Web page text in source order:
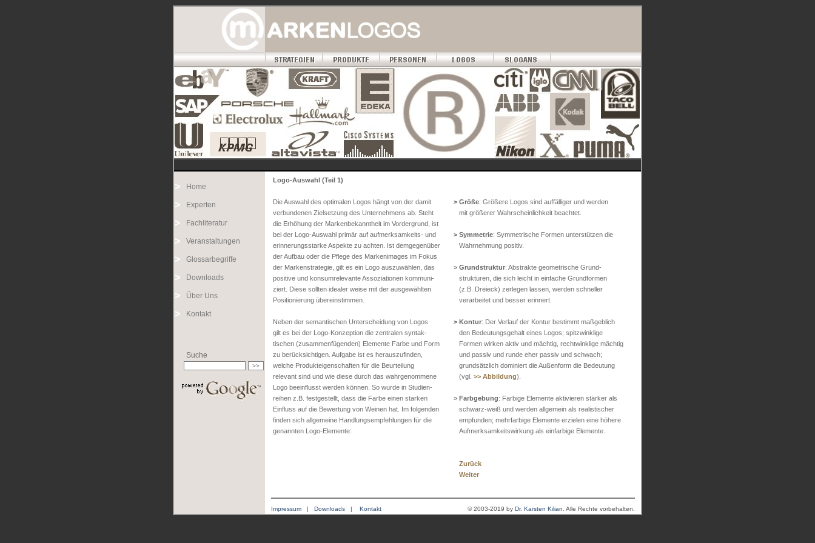
Home
Experten
Fachliteratur
Veranstaltungen
Glossarbegriffe
Downloads
Über Uns
Kontakt
Suche
Logo-Auswahl (Teil 1)
Die Auswahl des optimalen Logos hängt von der damit
verbundenen Zielsetzung des Unternehmens ab. Steht
die Erhöhung der Markenbekanntheit im Vordergrund, ist
bei der Logo-Auswahl primär auf aufmerksamkeits- und
erinnerungsstarke Aspekte zu achten. Ist demgegenüber
der Aufbau oder die Pflege des Markenimages im Fokus
der Markenstrategie, gilt es ein Logo auszuwählen, das
positive und konsumrelevante Assoziationen kommuni-
ziert. Diese sollten idealer weise mit der ausgewählten
Positionierung übereinstimmen.
Neben der semantischen Unterscheidung von Logos
gilt es bei der Logo-Konzeption die zentralen syntak-
tischen (zusammenfügenden) Elemente Farbe und Form
zu berücksichtigen. Aufgabe ist es herauszufinden,
welche Produkteigenschaften für die Beurteilung
relevant sind und wie diese durch das wahrgenommene
Logo beeinflusst werden können. So wurde in Studien-
reihen z.B. festgestellt, dass die Farbe einen starken
Einfluss auf die Bewertung von Weinen hat. Im folgenden
finden sich allgemeine Handlungsempfehlungen für die
genannten Logo-Elemente:
> Größe: Größere Logos sind auffälliger und werden
mit größerer Wahrscheinlichkeit beachtet.
> Symmetrie: Symmetrische Formen unterstützen die
Wahrnehmung positiv.
> Grundstruktur: Abstrakte geometrische Grund-
strukturen, die sich leicht in einfache Grundformen
(z.B. Dreieck) zerlegen lassen, werden schneller
verarbeitet und besser erinnert.
> Kontur: Der Verlauf der Kontur bestimmt maßgeblich
den Bedeutungsgehalt eines Logos; spitzwinklige
Formen wirken aktiv und mächtig, rechtwinklige mächtig
und passiv und runde eher passiv und schwach;
grundsätzlich dominiert die Außenform die Bedeutung
(vgl. >> Abbildung).
> Farbgebung: Farbige Elemente aktivieren stärker als
schwarz-weiß und werden allgemein als realistischer
empfunden; mehrfarbige Elemente erzielen eine höhere
Aufmerksamkeitswirkung als einfarbige Elemente.
Zurück
Weiter
Impressum | Downloads | Kontakt © 2003-2019 by Dr. Karsten Kilian . Alle Rechte vorbehalten.